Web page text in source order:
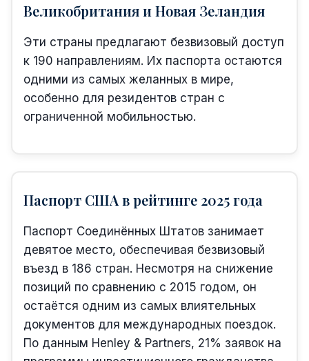
Великобритания и Новая Зеландия
Эти страны предлагают безвизовый доступ
к 190 направлениям. Их паспорта остаются
одними из самых желанных в мире,
особенно для резидентов стран с
ограниченной мобильностью.
Паспорт США в рейтинге 2025 года
Паспорт Соединённых Штатов занимает
девятое место, обеспечивая безвизовый
въезд в 186 стран. Несмотря на снижение
позиций по сравнению с 2015 годом, он
остаётся одним из самых влиятельных
документов для международных поездок.
По данным Henley & Partners, 21% заявок на